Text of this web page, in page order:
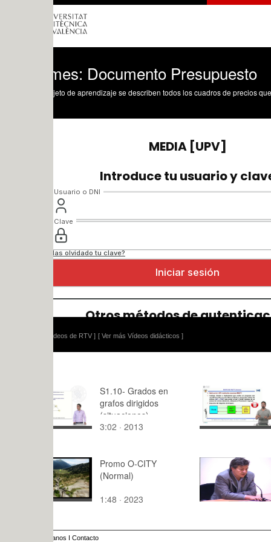
Documento Presupuesto
[ Ver más Vídeos didácticos ]
S1.10- Grados en
grafos dirigidos
(situaciones)
3:02 · 2013
Parte-9
HTTP
19:30 ·
Promo O-CITY
(Normal)
1:48 · 2023
MYF1.
VÁZQUEZ
100:04 ·